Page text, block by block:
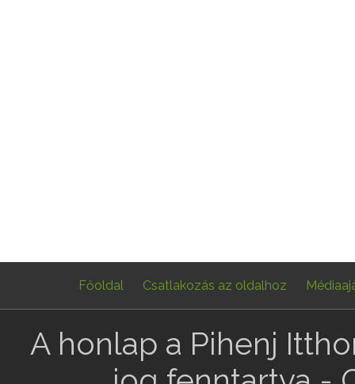
Főoldal Csatlakozás az oldalhoz
A honlap a Pihenj